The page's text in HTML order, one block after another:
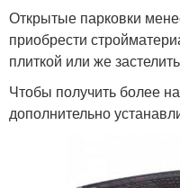
Открытые парковки
приобрести
плиткой или же
Чтобы получить более
дополнительно